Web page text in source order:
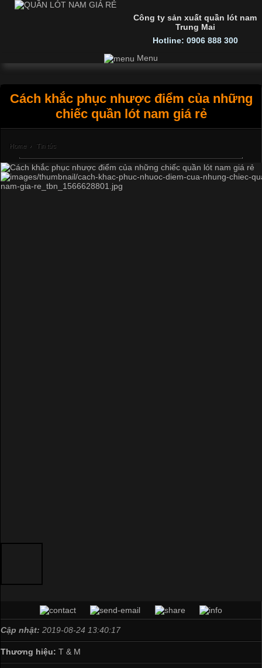
Công ty sản xuất quần lót nam
Trung Mai
Hotline: 0906 888 300
Menu
Cách khắc phục nhược điểm của những
chiếc quần lót nam giá rẻ
Home › Tin tức
Cập nhật: 2019-08-24 13:40:17
Thương hiệu: T & M